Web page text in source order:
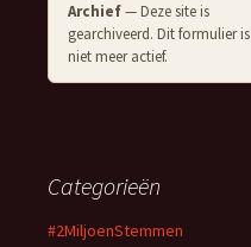
Archief— Deze site is
gearchiveerd. Dit formulier is
niet meer actief.
Categorieën
#2MiljoenStemmen